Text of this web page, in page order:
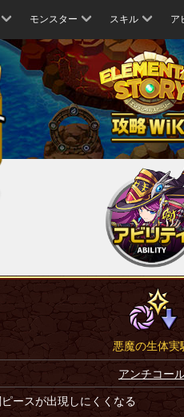
モンスター スキル ア
悪魔の生体実
アンチコー
ースが出現しにくくなる